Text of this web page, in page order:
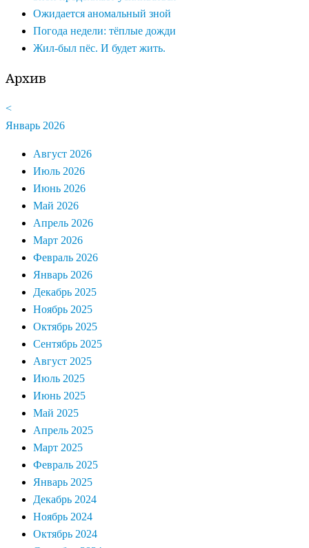
Ожидается аномальный зной
Погода недели: тёплые дожди
Жил-был пёс. И будет жить.
Архив
<
Январь 2026
Август 2026
Июль 2026
Июнь 2026
Май 2026
Апрель 2026
Март 2026
Февраль 2026
Январь 2026
Декабрь 2025
Ноябрь 2025
Октябрь 2025
Сентябрь 2025
Август 2025
Июль 2025
Июнь 2025
Май 2025
Апрель 2025
Март 2025
Февраль 2025
Январь 2025
Декабрь 2024
Ноябрь 2024
Октябрь 2024